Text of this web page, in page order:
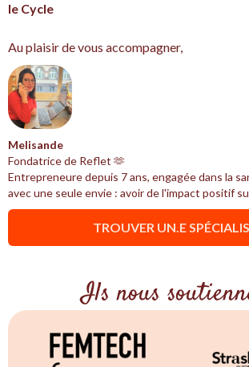
le Cycle
Au plaisir de vous accompagner,
Melisande
Fondatrice de Reflet 🫶
Entrepreneure depuis 7 ans, engagée dans la
avec une seule envie : avoir de l'impact positif
TROUVER UN.E
Ils nous